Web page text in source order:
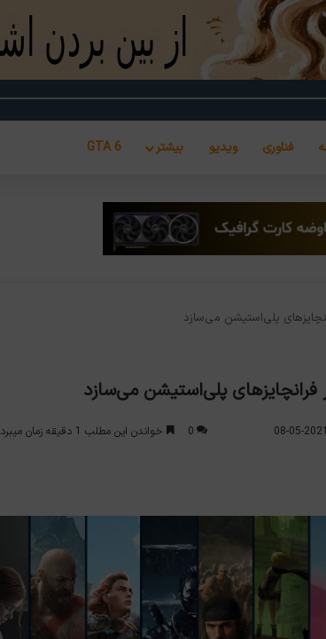
فناوری ویدیو بیشتر GTA 6
0 خواندن این مطلب 1 دقیقه زمان میبرد